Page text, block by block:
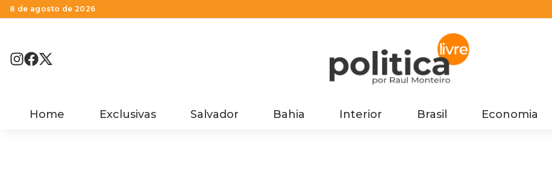
8 de agosto de 2026
Home Exclusivas Salvador Bahia Interior Brasil Economia